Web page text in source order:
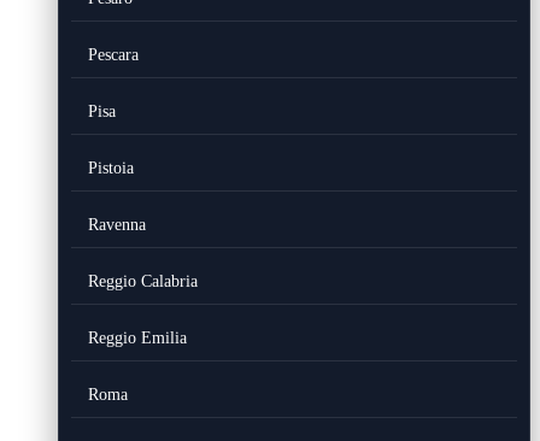
Pescara
Pisa
Pistoia
Ravenna
Reggio Calabria
Reggio Emilia
Roma